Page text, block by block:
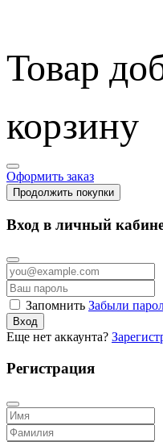
Товар
корзину
Оформить заказ
Продолжить покупки
Вход в личный
Запомнить Забыли
Вход
Еще нет аккаунта?
Регистрация